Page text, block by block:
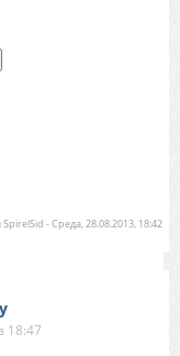
SpirelSid -Среда, 28.08.2013, 18:42
18:47